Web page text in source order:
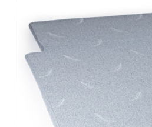
openen esc sluiten